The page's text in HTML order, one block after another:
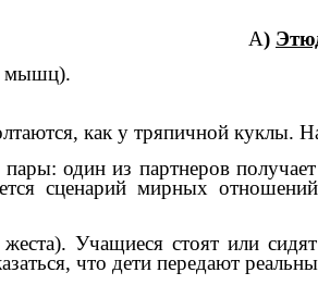
А)
мышц).
как у тряпичной куклы.
один из партнеров
сценарий мирных
Учащиеся стоят или
что дети передают